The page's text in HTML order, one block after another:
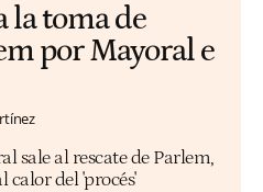
la toma de
por Mayoral e
sale al rescate de Parlem,
calor del 'procés'